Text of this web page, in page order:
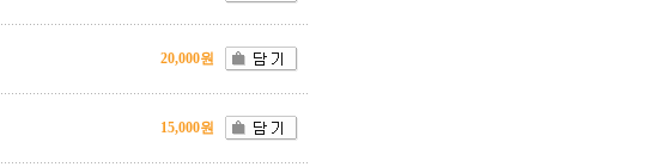
20,000원
15,000원